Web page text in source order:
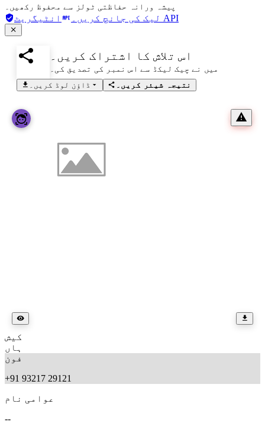
پیشہ ورانہ حفاظتی ٹولز سے محفوظ رکھیں۔
لیک کی جانچ کریں۔ انٹیگریٹ API
اس تلاش کا اشتراک کریں۔
میں نے چیک لیکڈ سے اس نمبر کی تصدیق کی۔
ڈاؤن لوڈ کریں۔
نتیجہ شیئر کریں۔
کیش
ہاں
فون
+91 93217 29121
عوامی نام
--